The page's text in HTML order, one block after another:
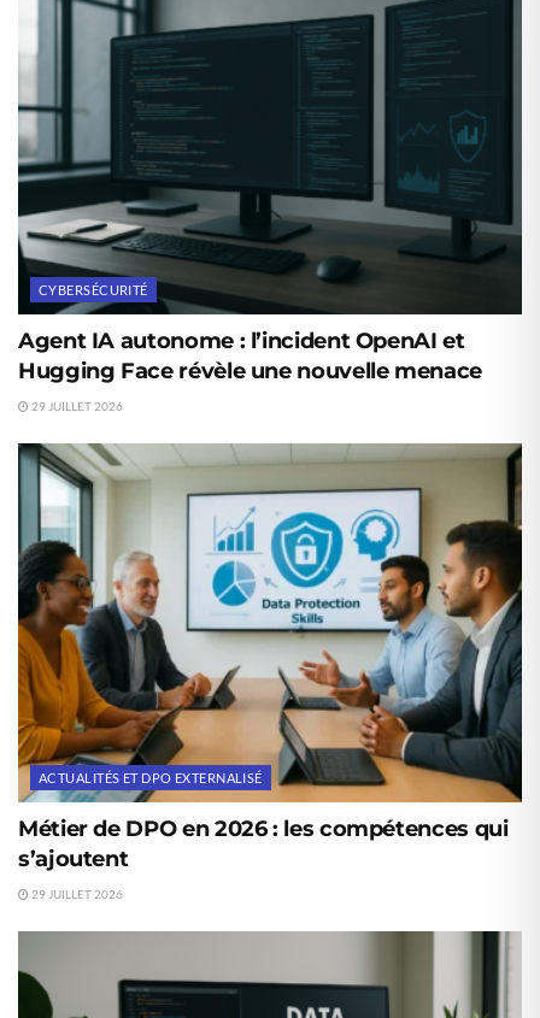
CYBERSÉCURITÉ
Agent IA autonome : l’incident OpenAI et
Hugging Face révèle une nouvelle menace
29 JUILLET 2026
ACTUALITÉS ET DPO EXTERNALISÉ
Métier de DPO en 2026 : les compétences qui
s’ajoutent
29 JUILLET 2026